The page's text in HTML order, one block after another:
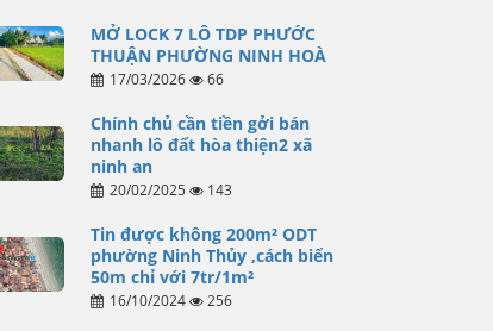
MỞ LOCK 7 LÔ TDP PHƯỚC
THUẬN PHƯỜNG NINH HOÀ
17/03/2026 66
Chính chủ cần tiền gởi bán
nhanh lô đất hòa thiện2 xã
ninh an
20/02/2025 143
Tin được không 200m² ODT
phường Ninh Thủy ,cách biển
50m chỉ với 7tr/1m²
16/10/2024 256